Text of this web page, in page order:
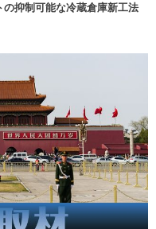
の抑制可能な冷蔵倉庫新工法